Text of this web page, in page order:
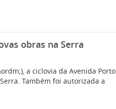
obras na Serra
a ciclovia da Avenida Porto
Também foi autorizada a